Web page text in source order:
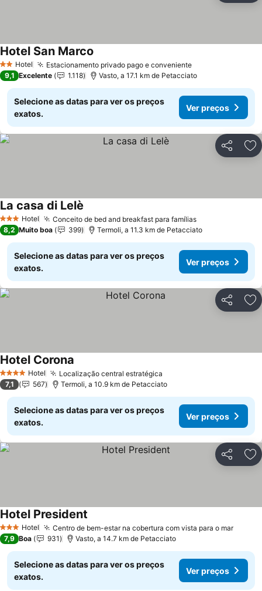
2 Estrelas
Hotel Estacionamento privado pago e convenienteVer preços
Hotel San Marco
9,1 Excelente 1.118 Vasto, a 17.1 km de Petacciato
Selecione as datas para ver os preços
exatos.
Ver preços
Partilhar
3 EstrelasHotel Conceito de bed and breakfast para famíliasVer preços
La casa di Lelè
8,2 Muito boa 399 Termoli, a 11.3 km de Petacciato
Selecione as datas para ver os preços
exatos.
Ver preços
Partilhar
4 EstrelasHotel Localização central estratégica
Hotel Corona
7,1 567 Termoli, a 10.9 km de Petacciato
Selecione as datas para ver os preços
exatos.
Ver preços
Partilhar
3 EstrelasHotel Centro de bem-estar na cobertura com vista para o marVer
Hotel President
7,9 Boa 931 Vasto, a 14.7 km de Petacciato
Selecione as datas para ver os preços
exatos.
Ver preços